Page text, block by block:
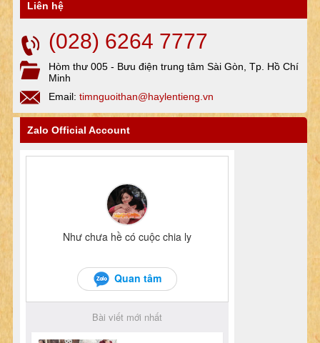
Liên hệ
(028) 6264 7777
Hòm thư 005 - Bưu điện trung tâm Sài Gòn, Tp. Hồ Chí
Minh
Email: timnguoithan@haylentieng.vn
Zalo Official Account